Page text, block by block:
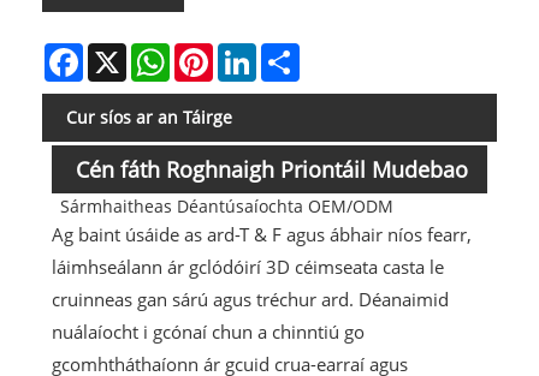
Facebook
X WhatsAppPinterestLinkedIn
Cur síos ar an Táirge
Cén fáth Roghnaigh Priontáil Mudebao
3D?
Sármhaitheas Déantúsaíochta OEM/ODM
Ag baint úsáide as ard-T & F agus ábhair níos fearr,
láimhseálann ár gclódóirí 3D céimseata casta le
cruinneas gan sárú agus tréchur ard. Déanaimid
nuálaíocht i gcónaí chun a chinntiú go
gcomhtháthaíonn ár gcuid crua-earraí agus